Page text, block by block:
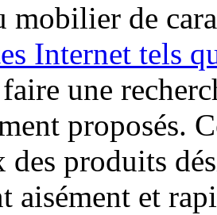
mobilier de
Internet tels
une
proposés.
produits
aisément et